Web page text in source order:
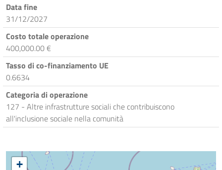
Data fine
31/12/2027
Costo totale operazione
400,000.00 €
Tasso di co-finanziamento UE
0.6634
Categoria di operazione
127 - Altre infrastrutture sociali che contribuiscono
all'inclusione sociale nella comunità
+